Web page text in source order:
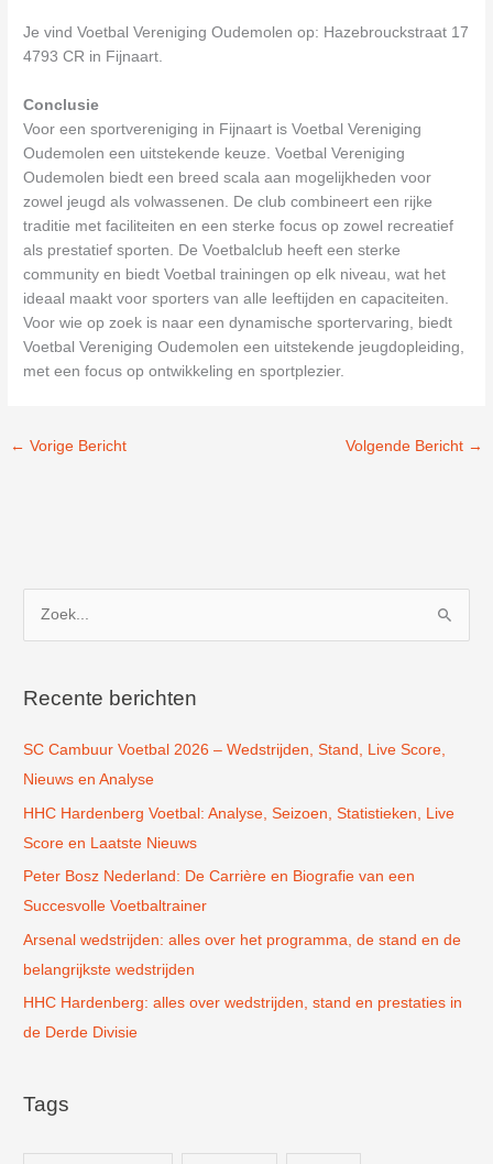
Je vind Voetbal Vereniging Oudemolen op: Hazebrouckstraat 17
4793 CR in Fijnaart.
Conclusie
Voor een sportvereniging in Fijnaart is Voetbal Vereniging
Oudemolen een uitstekende keuze. Voetbal Vereniging
Oudemolen biedt een breed scala aan mogelijkheden voor
zowel jeugd als volwassenen. De club combineert een rijke
traditie met faciliteiten en een sterke focus op zowel recreatief
als prestatief sporten. De Voetbalclub heeft een sterke
community en biedt Voetbal trainingen op elk niveau, wat het
ideaal maakt voor sporters van alle leeftijden en capaciteiten.
Voor wie op zoek is naar een dynamische sportervaring, biedt
Voetbal Vereniging Oudemolen een uitstekende jeugdopleiding,
met een focus op ontwikkeling en sportplezier.
← Vorige Bericht Volgende Bericht →
k
a
a
r
:
Recente berichten
SC Cambuur Voetbal 2026 – Wedstrijden, Stand, Live Score,
Nieuws en Analyse
HHC Hardenberg Voetbal: Analyse, Seizoen, Statistieken, Live
Score en Laatste Nieuws
Peter Bosz Nederland: De Carrière en Biografie van een
Succesvolle Voetbaltrainer
Arsenal wedstrijden: alles over het programma, de stand en de
belangrijkste wedstrijden
HHC Hardenberg: alles over wedstrijden, stand en prestaties in
de Derde Divisie
Tags